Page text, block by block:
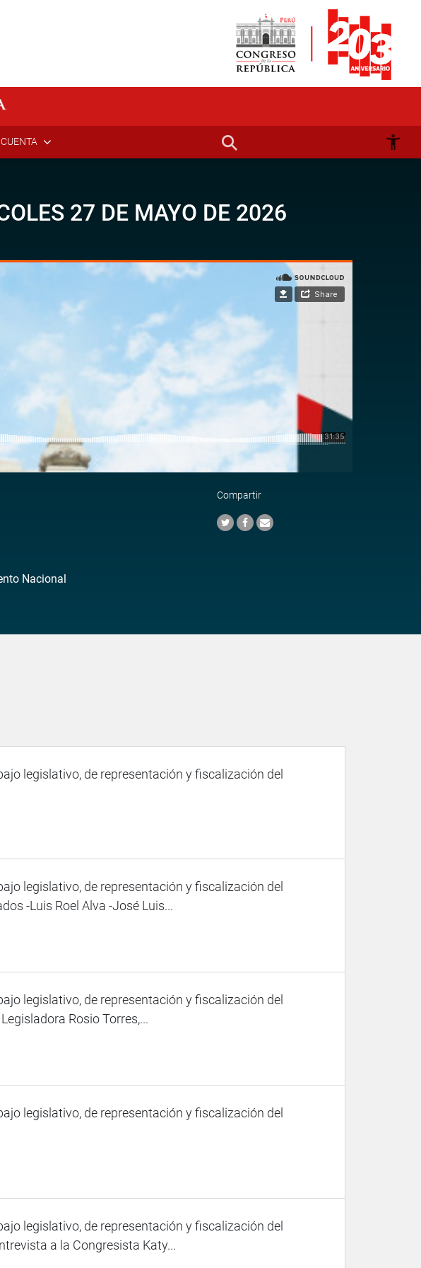
27 DE MAYO DE 2026
Compartir
Nacional
legislativo, de representación y fiscalización del
legislativo, de representación y fiscalización del
-Luis Roel Alva -José Luis...
legislativo, de representación y fiscalización del
Rosio Torres,...
legislativo, de representación y fiscalización del
legislativo, de representación y fiscalización del
a la Congresista Katy...